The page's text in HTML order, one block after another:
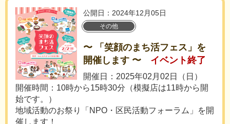
公開日：2024年12月05日
その他
〜 「笑顔のまち活フェス」を
開催します 〜
イベント終了
開催日：2025年02月02日（日）
開催時間：10時から15時30分（模擬店は11時から開
始です。）
地域活動のお祭り「NPO・区民活動フォーラム」を開
催します！